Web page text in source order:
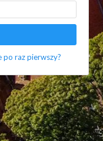
po raz pierwszy?